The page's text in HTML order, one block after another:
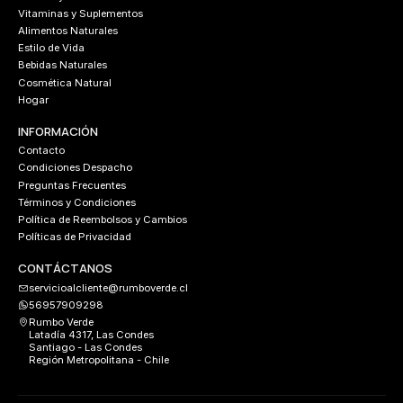
Vitaminas y Suplementos
Alimentos Naturales
Estilo de Vida
Bebidas Naturales
Cosmética Natural
Hogar
INFORMACIÓN
Contacto
Condiciones Despacho
Preguntas Frecuentes
Términos y Condiciones
Política de Reembolsos y Cambios
Políticas de Privacidad
CONTÁCTANOS
servicioalcliente@rumboverde.cl
56957909298
Rumbo Verde
Latadía 4317, Las Condes
Santiago - Las Condes
Región Metropolitana - Chile